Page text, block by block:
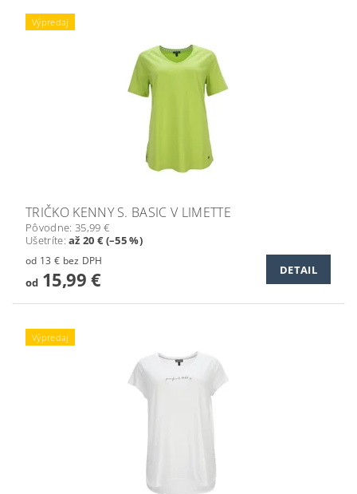
Výpredaj
TRIČKO KENNY S. BASIC V LIMETTE
Pôvodne: 35,99 €
Ušetríte:až 20 € (–55 %)
od 13 € bez DPH
od15,99 € DETAIL
Výpredaj